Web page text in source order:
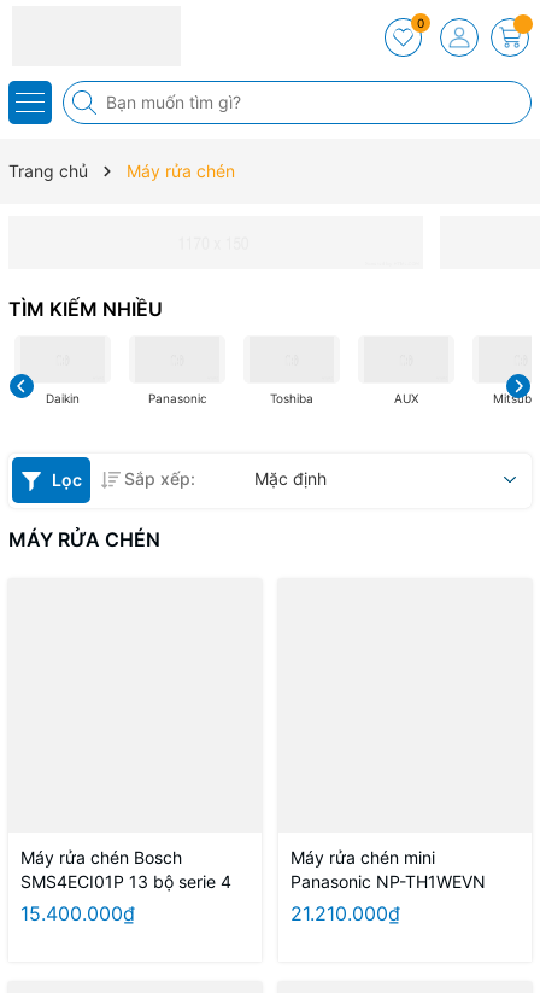
0
Trang chủ Máy rửa chén
TÌM KIẾM NHIỀU
Daikin Panasonic Toshiba AUX
Lọc Sắp xếp: Mặc định
MÁY RỬA CHÉN
Máy rửa chén Bosch
SMS4ECI01P 13 bộ serie 4
15.400.000₫
Máy rửa chén mini
Panasonic NP-TH1WEVN
21.210.000₫